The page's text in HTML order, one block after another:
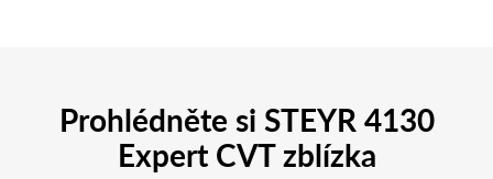
Prohlédněte si STEYR 4130
Expert CVT zblízka